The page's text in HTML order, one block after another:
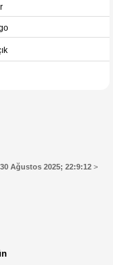
30 Ağustos 2025; 22:9:12 >